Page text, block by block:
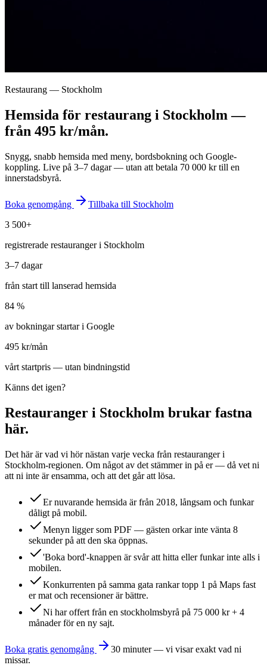
Restaurang — Stockholm
Hemsida för restaurang i Stockholm —
från 495 kr/mån.
Snygg, snabb hemsida med meny, bordsbokning och Google-
koppling. Live på 3–7 dagar — utan att betala 70 000 kr till en
innerstadsbyrå.
Boka genomgång Tillbaka till Stockholm
3 500+
registrerade restauranger i Stockholm
3–7 dagar
från start till lanserad hemsida
84 %
av bokningar startar i Google
495 kr/mån
vårt startpris — utan bindningstid
Känns det igen?
Restauranger i Stockholm brukar fastna
här.
Det här är vad vi hör nästan varje vecka från restauranger i
Stockholm-regionen. Om något av det stämmer in på er — då vet ni
att ni inte är ensamma, och att det går att lösa.
Er nuvarande hemsida är från 2018, långsam och funkar
dåligt på mobil.
Menyn ligger som PDF — gästen orkar inte vänta 8
sekunder på att den ska öppnas.
'Boka bord'-knappen är svår att hitta eller funkar inte alls i
mobilen.
Konkurrenten på samma gata rankar topp 1 på Maps fast
er mat och recensioner är bättre.
Ni har offert från en stockholmsbyrå på 75 000 kr + 4
månader för en ny sajt.
Boka gratis genomgång
30 minuter — vi visar exakt vad ni
missar.